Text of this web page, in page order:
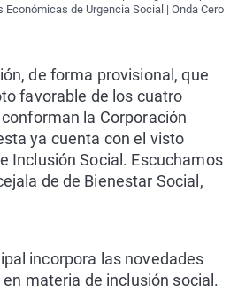
Económicas de Urgencia Social | Onda Cero
de forma provisional, que
favorable de los cuatro
la Corporación
ya cuenta con el visto
Inclusión Social. Escuchamos
de de Bienestar Social,
incorpora las novedades
materia de inclusión social.